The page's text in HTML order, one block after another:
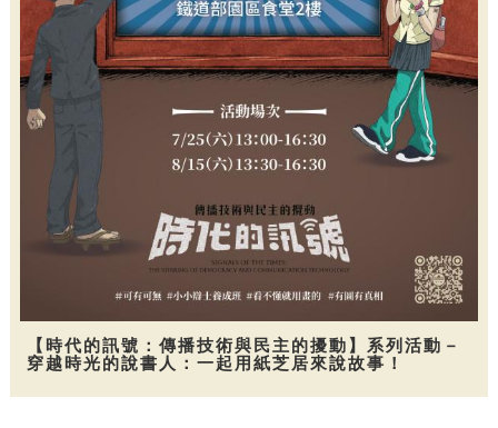
【時代的訊號：傳播技術與民主的擾動】系列活動－
穿越時光的說書人：一起用紙芝居來說故事！